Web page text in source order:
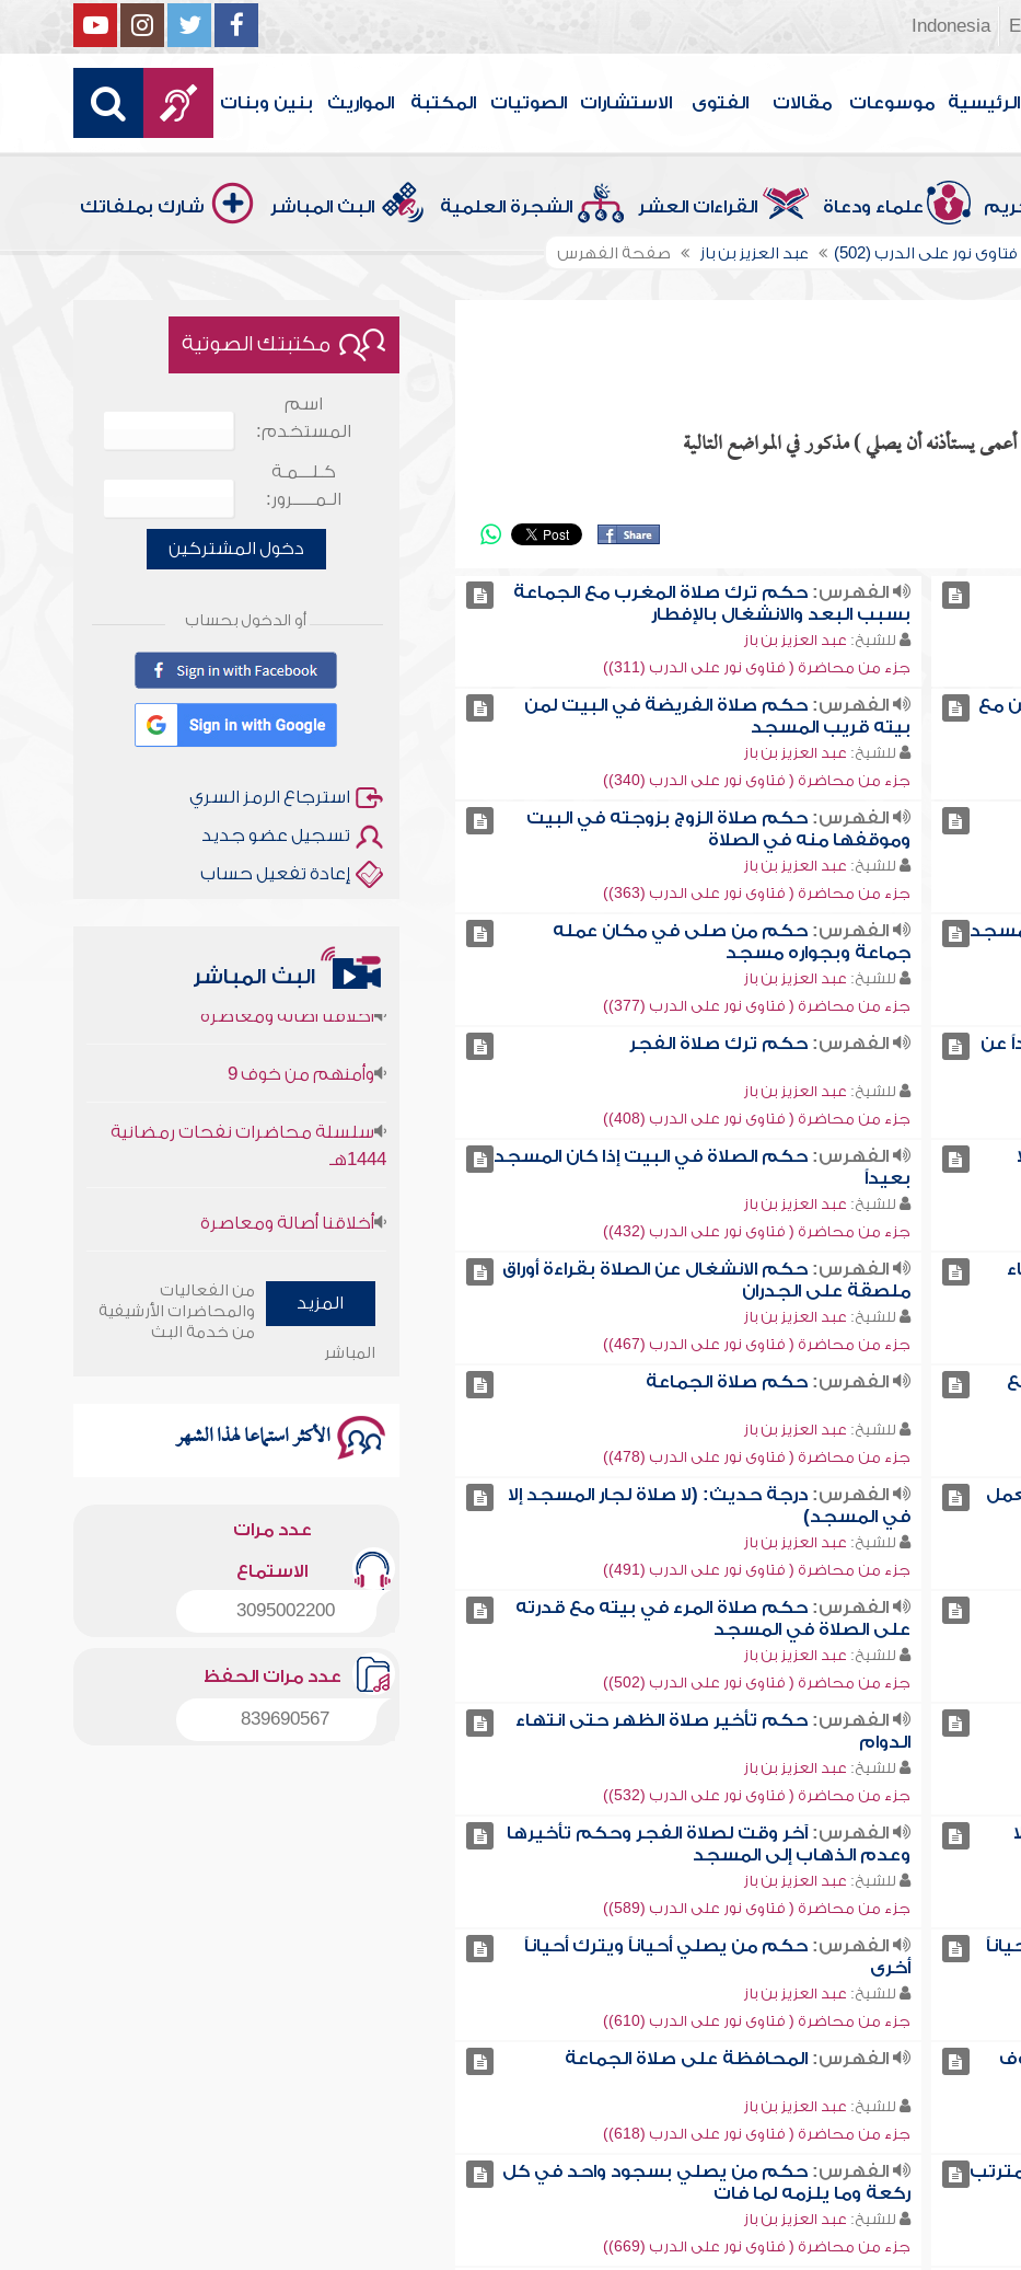
Indonesia
الرئيسية موسوعات مقالات الفتوى الاستشارات الصوتيات المكتبة المواريث بنين وبنات
علماء ودعاة القراءات العشر الشجرة العلمية البث المباشر شارك بملفاتك
فتاوى نور على الدرب (502) عبد العزيز بن باز صفحة الفهرس
يستأذنه أن يصلي ) مذكور في المواضع التالية
الفهرس: حكم ترك صلاة المغرب مع الجماعة
بسبب البعد والانشغال بالإفطار
للشيخ: عبد العزيز بن باز
جزء من محاضرة ( فتاوى نور على الدرب (311))
مع
الفهرس: حكم صلاة الفريضة في البيت لمن
بيته قريب المسجد
للشيخ: عبد العزيز بن باز
جزء من محاضرة ( فتاوى نور على الدرب (340))
الفهرس: حكم صلاة الزوج بزوجته في البيت
وموقفها منه في الصلاة
للشيخ: عبد العزيز بن باز
جزء من محاضرة ( فتاوى نور على الدرب (363))
الفهرس: حكم من صلى في مكان عمله
جماعة وبجواره مسجد
للشيخ: عبد العزيز بن باز
جزء من محاضرة ( فتاوى نور على الدرب (377))
عن
الفهرس: حكم ترك صلاة الفجر
للشيخ: عبد العزيز بن باز
جزء من محاضرة ( فتاوى نور على الدرب (408))
الفهرس: حكم الصلاة في البيت إذا كان المسجد
بعيداً
للشيخ: عبد العزيز بن باز
جزء من محاضرة ( فتاوى نور على الدرب (432))
الفهرس: حكم الانشغال عن الصلاة بقراءة أوراق
ملصقة على الجدران
للشيخ: عبد العزيز بن باز
جزء من محاضرة ( فتاوى نور على الدرب (467))
الفهرس: حكم صلاة الجماعة
للشيخ: عبد العزيز بن باز
جزء من محاضرة ( فتاوى نور على الدرب (478))
الفهرس: درجة حديث: (لا صلاة لجار المسجد إلا
في المسجد)
للشيخ: عبد العزيز بن باز
جزء من محاضرة ( فتاوى نور على الدرب (491))
الفهرس: حكم صلاة المرء في بيته مع قدرته
على الصلاة في المسجد
للشيخ: عبد العزيز بن باز
جزء من محاضرة ( فتاوى نور على الدرب (502))
الفهرس: حكم تأخير صلاة الظهر حتى انتهاء
الدوام
للشيخ: عبد العزيز بن باز
جزء من محاضرة ( فتاوى نور على الدرب (532))
الفهرس: آخر وقت لصلاة الفجر وحكم تأخيرها
وعدم الذهاب إلى المسجد
للشيخ: عبد العزيز بن باز
جزء من محاضرة ( فتاوى نور على الدرب (589))
الفهرس: حكم من يصلي أحياناً ويترك أحياناً
أخرى
للشيخ: عبد العزيز بن باز
جزء من محاضرة ( فتاوى نور على الدرب (610))
الفهرس: المحافظة على صلاة الجماعة
للشيخ: عبد العزيز بن باز
جزء من محاضرة ( فتاوى نور على الدرب (618))
الفهرس: حكم من يصلي بسجود واحد في كل
ركعة وما يلزمه لما فات
للشيخ: عبد العزيز بن باز
جزء من محاضرة ( فتاوى نور على الدرب (669))
مكتبتك الصوتية
اسم
المستخدم:
كـلـــمـة
الـمـــــرور:
دخول المشتركين
أو الدخول بحساب
استرجاع الرمز السري
تسجيل عضو جديد
إعادة تفعيل حساب
البث المباشر
أخلاقنا أصالة ومعاصرة
1444هـ
سلسلة محاضرات نفحات رمضانية
1444هـ
المزيد
من الفعاليات
والمحاضرات الأرشيفية
من خدمة البث
المباشر
الأكثر استماعا لهذا الشهر
عدد مرات
الاستماع
3095002200
عدد مرات الحفظ
839690567